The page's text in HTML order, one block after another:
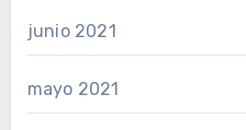
junio 2021
mayo 2021